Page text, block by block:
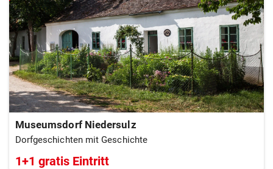
Museumsdorf Niedersulz
Dorfgeschichten mit Geschichte
1+1 gratis Eintritt